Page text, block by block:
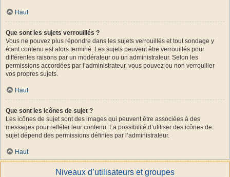
Haut
Que sont les sujets verrouillés ?
Vous ne pouvez plus répondre dans les sujets verrouillés et tout sondage y
étant contenu est alors terminé. Les sujets peuvent être verrouillés pour
différentes raisons par un modérateur ou un administrateur. Selon les
permissions accordées par l’administrateur, vous pouvez ou non verrouiller
vos propres sujets.
Haut
Que sont les icônes de sujet ?
Les icônes de sujet sont des images qui peuvent être associées à des
messages pour refléter leur contenu. La possibilité d’utiliser des icônes de
sujet dépend des permissions définies par l’administrateur.
Haut
Niveaux d’utilisateurs et groupes